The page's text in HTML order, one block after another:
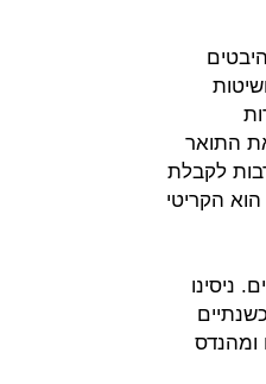
התואר
לקבלת
הקריטי
ניסינו
ומהנדס